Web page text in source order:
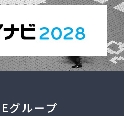
グループ